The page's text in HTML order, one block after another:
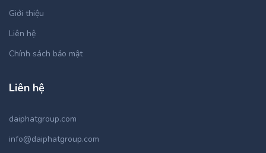
Giới thiệu
Liên hệ
Chính sách bảo mật
Liên hệ
daiphatgroup.com
info@daiphatgroup.com